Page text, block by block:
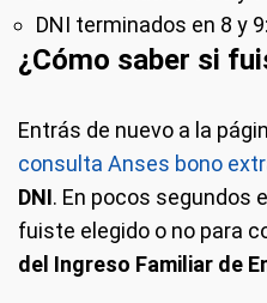
DNI terminados en 8 y
¿Cómo saber si
Entrás de nuevo a la
consulta Anses bono
DNI. En pocos segundos
fuiste elegido o no para
del Ingreso Familiar de